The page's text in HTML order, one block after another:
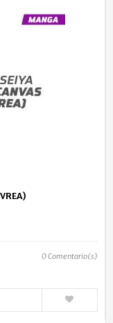
0Comentario(s)